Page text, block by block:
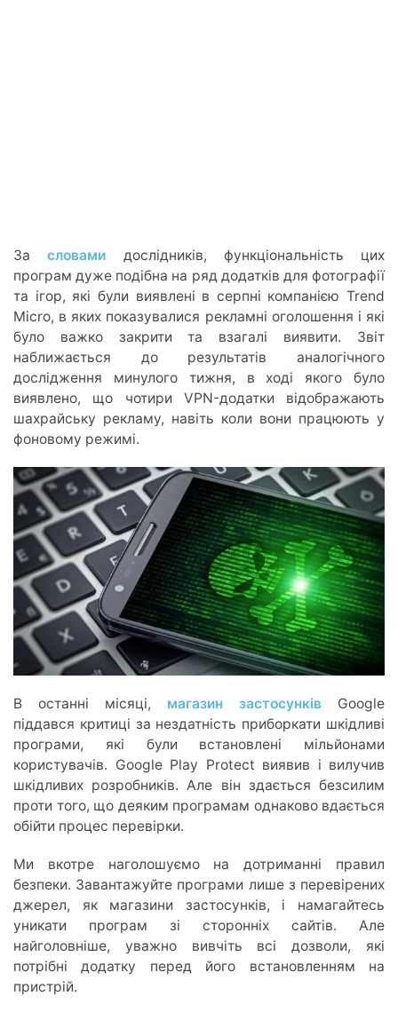
Засловами дослідників, функціональність цих
програм дуже подібна на ряд додатків для фотографії
та ігор, які були виявлені в серпні компанією Trend
Micro, в яких показувалися рекламні оголошення і які
було важко закрити та взагалі виявити. Звіт
наближається до результатів аналогічного
дослідження минулого тижня, в ході якого було
виявлено, що чотири VPN-додатки відображають
шахрайську рекламу, навіть коли вони працюють у
фоновому режимі.
В останні місяці, магазин застосунків Google
піддався критиці за нездатність приборкати шкідливі
програми, які були встановлені мільйонами
користувачів. Google Play Protect виявив і вилучив
шкідливих розробників. Але він здається безсилим
проти того, що деяким програмам однаково вдається
обійти процес перевірки.
Ми вкотре наголошуємо на дотриманні правил
безпеки. Завантажуйте програми лише з перевірених
джерел, як магазини застосунків, і намагайтесь
уникати програм зі сторонніх сайтів. Але
найголовніше, уважно вивчіть всі дозволи, які
потрібні додатку перед його встановленням на
пристрій.